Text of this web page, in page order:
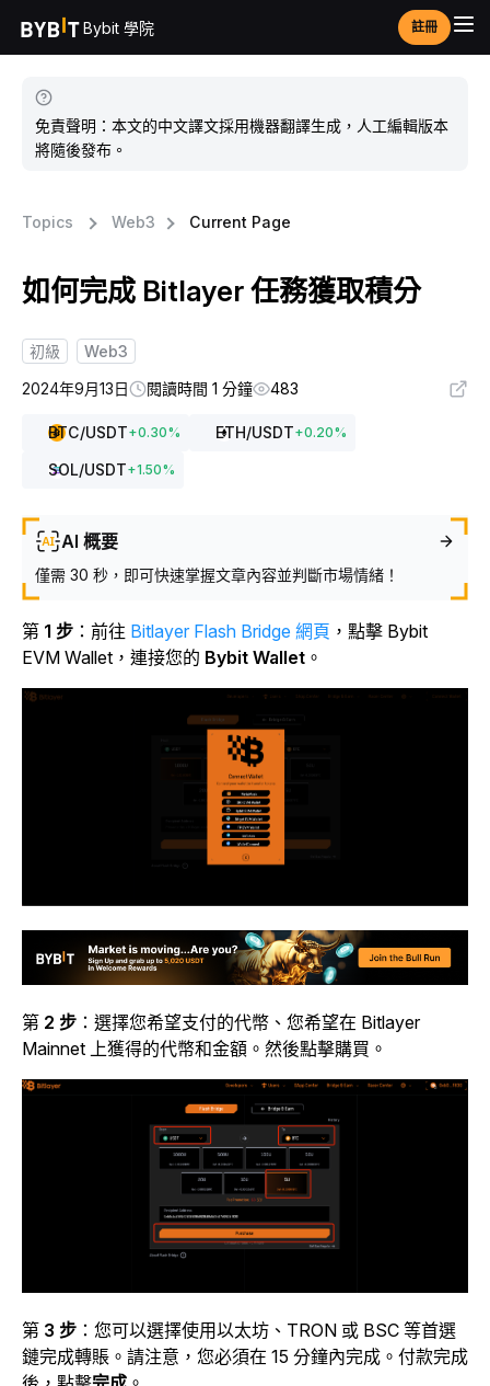
Bybit 學院 註冊
免責聲明：本文的中文譯文採用機器翻譯生成，人工編輯版本
將隨後發布。
Topics Web3 Current Page
如何完成 Bitlayer 任務獲取積分
初級
Web3
2024年9月13日
閱讀時間 1 分鐘 483
BTC/USDT+0.30% ETH/USDT+0.20%
SOL/USDT+1.50%
AI 概要
僅需 30 秒，即可快速掌握文章內容並判斷市場情緒！
第 1 步 ：前往 Bitlayer Flash Bridge 網頁 ，點擊 Bybit
EVM Wallet，連接您的 Bybit Wallet 。
第 2 步 ：選擇您希望支付的代幣、您希望在 Bitlayer
Mainnet 上獲得的代幣和金額。然後點擊購買。
第 3 步 ：您可以選擇使用以太坊、TRON 或 BSC 等首選
鏈完成轉賬。請注意，您必須在 15 分鐘內完成。付款完成